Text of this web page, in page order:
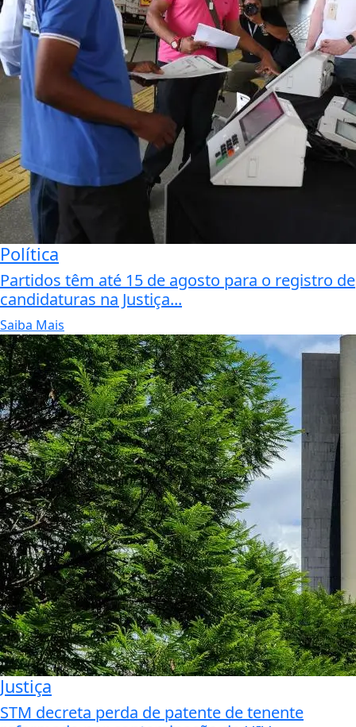
Política
Partidos têm até 15 de agosto para o registro de
candidaturas na Justiça...
Saiba Mais
Justiça
STM decreta perda de patente de tenente